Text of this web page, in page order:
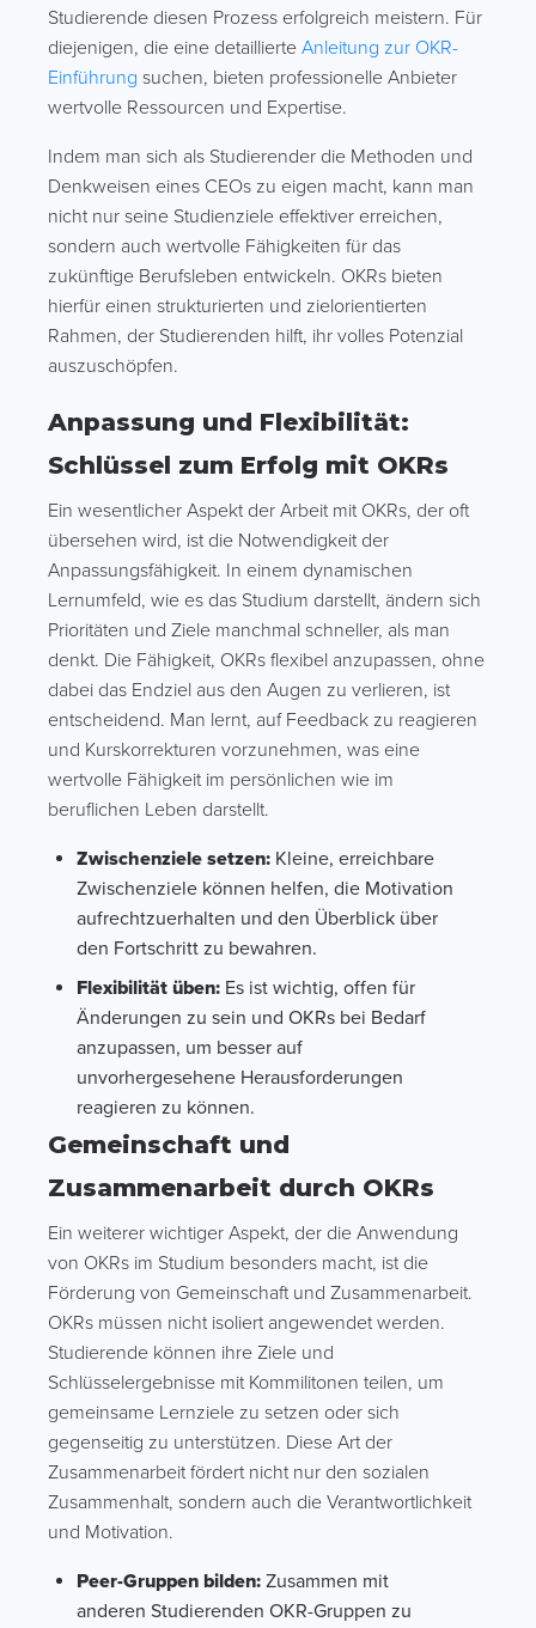
Studierende diesen Prozess erfolgreich meistern. Für
diejenigen, die eine detaillierte Anleitung zur OKR-
Einführung suchen, bieten professionelle Anbieter
wertvolle Ressourcen und Expertise.
Indem man sich als Studierender die Methoden und
Denkweisen eines CEOs zu eigen macht, kann man
nicht nur seine Studienziele effektiver erreichen,
sondern auch wertvolle Fähigkeiten für das
zukünftige Berufsleben entwickeln. OKRs bieten
hierfür einen strukturierten und zielorientierten
Rahmen, der Studierenden hilft, ihr volles Potenzial
auszuschöpfen.
Anpassung und Flexibilität:
Schlüssel zum Erfolg mit OKRs
Ein wesentlicher Aspekt der Arbeit mit OKRs, der oft
übersehen wird, ist die Notwendigkeit der
Anpassungsfähigkeit. In einem dynamischen
Lernumfeld, wie es das Studium darstellt, ändern sich
Prioritäten und Ziele manchmal schneller, als man
denkt. Die Fähigkeit, OKRs flexibel anzupassen, ohne
dabei das Endziel aus den Augen zu verlieren, ist
entscheidend. Man lernt, auf Feedback zu reagieren
und Kurskorrekturen vorzunehmen, was eine
wertvolle Fähigkeit im persönlichen wie im
beruflichen Leben darstellt.
Zwischenziele setzen: Kleine, erreichbare
Zwischenziele können helfen, die Motivation
aufrechtzuerhalten und den Überblick über
den Fortschritt zu bewahren.
Flexibilität üben: Es ist wichtig, offen für
Änderungen zu sein und OKRs bei Bedarf
anzupassen, um besser auf
unvorhergesehene Herausforderungen
reagieren zu können.
Gemeinschaft und
Zusammenarbeit durch OKRs
Ein weiterer wichtiger Aspekt, der die Anwendung
von OKRs im Studium besonders macht, ist die
Förderung von Gemeinschaft und Zusammenarbeit.
OKRs müssen nicht isoliert angewendet werden.
Studierende können ihre Ziele und
Schlüsselergebnisse mit Kommilitonen teilen, um
gemeinsame Lernziele zu setzen oder sich
gegenseitig zu unterstützen. Diese Art der
Zusammenarbeit fördert nicht nur den sozialen
Zusammenhalt, sondern auch die Verantwortlichkeit
und Motivation.
Peer-Gruppen bilden: Zusammen mit
anderen Studierenden OKR-Gruppen zu